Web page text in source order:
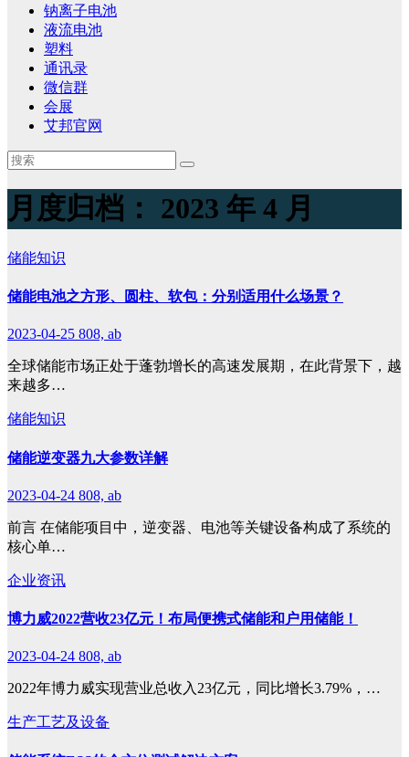
钠离子电池
液流电池
塑料
通讯录
微信群
会展
艾邦官网
月度归档： 2023 年 4 月
储能知识
储能电池之方形、圆柱、软包：分别适用什么场景？
2023-04-25 808, ab
全球储能市场正处于蓬勃增长的高速发展期，在此背景下，越
来越多…
储能知识
储能逆变器九大参数详解
2023-04-24 808, ab
前言 在储能项目中，逆变器、电池等关键设备构成了系统的
核心单…
企业资讯
博力威2022营收23亿元！布局便携式储能和户用储能！
2023-04-24 808, ab
2022年博力威实现营业总收入23亿元，同比增长3.79%，…
生产工艺及设备